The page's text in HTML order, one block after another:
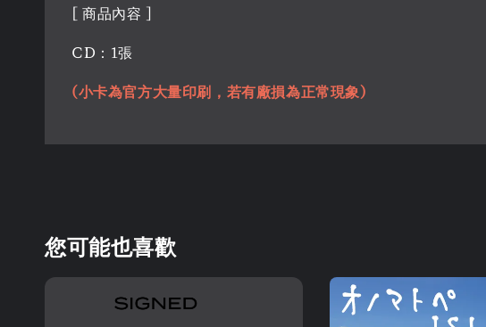
[ 商品內容 ]
CD：1張
(小卡為官方大量印刷，若有廠損為正常現象)
您可能也喜歡